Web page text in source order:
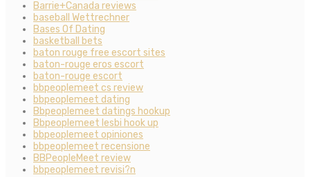
Barrie+Canada reviews
baseball Wettrechner
Bases Of Dating
basketball bets
baton rouge free escort sites
baton-rouge eros escort
baton-rouge escort
bbpeoplemeet cs review
bbpeoplemeet dating
Bbpeoplemeet datings hookup
Bbpeoplemeet lesbi hook up
bbpeoplemeet opiniones
bbpeoplemeet recensione
BBPeopleMeet review
bbpeoplemeet revisi?n